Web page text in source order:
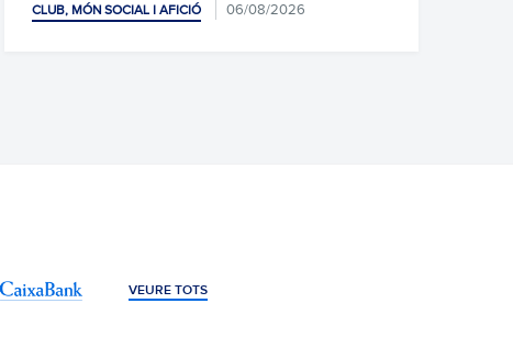
CLUB, MÓN SOCIAL I AFICIÓ 06/08/2026
VEURE TOTS